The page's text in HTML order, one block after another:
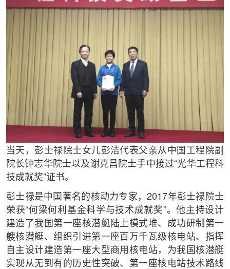
当天，彭士禄院士女儿彭洁代表父亲从中国工程院副
院长钟志华院士以及谢克昌院士手中接过“光华工程科
技成就奖”证书。
彭士禄是中国著名的核动力专家，2017年彭士禄院士
荣获“何梁何利基金科学与技术成就奖”。他主持设计
建造了我国第一座核潜艇陆上模式堆、成功研制第一
艘核潜艇、组织引进第一座百万千瓦级核电站、指挥
自主设计建造第一座大型商用核电站，为我国核潜艇
实现从无到有的历史性突破、第一座核电站技术路线